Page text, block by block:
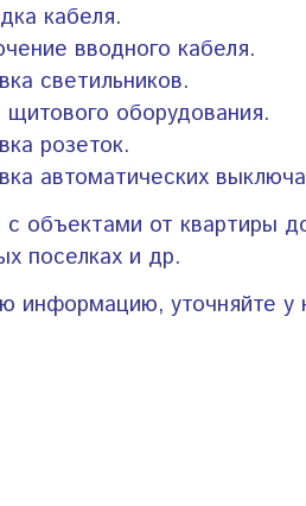
кабеля.
вводного кабеля.
светильников.
оборудования.
розеток.
автоматических
объектами от квартиры
поселках и др.
информацию, уточняйте